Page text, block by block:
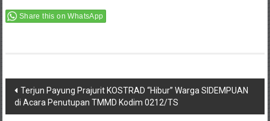
Share this on WhatsApp
Post
navigation
Terjun Payung Prajurit KOSTRAD “Hibur” Warga SIDEMPUAN
di Acara Penutupan TMMD Kodim 0212/TS